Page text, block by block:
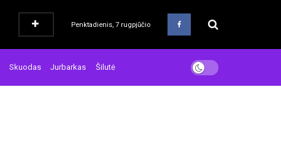
Penktadienis, 7 rugpjūčio
Skuodas Jurbarkas Šilutė